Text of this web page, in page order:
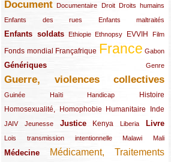
Document
(145/289) Documentaire
(9/289) Droit
(20/289) Droits humains
(22/289)
Enfants des rues
(21/289) Enfants maltraités
(10/289)
Enfants soldats
(68/289) Ethiopie
(12/289) Ethnopsy
(15/289) EVVIH
(55/289) Film
(22/289)
Fonds mondial
(48/289) Françafrique
(39/289) France
(289/289) Gabon
(12/289)
Génériques
(59/289) Genre
(22/289)
Guerre, violences collectives
(149/289)
Guinée
(12/289) Haïti
(15/289) Handicap
(10/289) Histoire
(49/289)
Homosexualité, Homophobie
(44/289) Humanitaire
(47/289) Inde
(34/289)
JAIV
(10/289)Jeunesse
(21/289) Justice
(65/289) Kenya
(35/289) Liberia
(25/289) Livre
(62/289)
Lois transmission intentionnelle
(24/289) Malawi
(11/289) Mali
(21/289)
Médecine
(62/289) Médicament, Traitements
(142/289)